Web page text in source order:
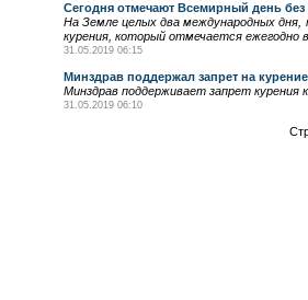
Сегодня отмечают Всемирный день без
На Земле целых два международных дня,
курения, который отмечается ежегодно
31.05.2019 06:15
Минздрав поддержал запрет на
Минздрав поддерживает запрет
31.05.2019 06:10